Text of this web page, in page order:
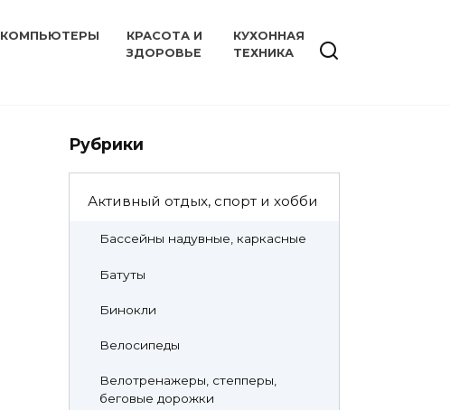
КОМПЬЮТЕРЫ
КРАСОТА И
ЗДОРОВЬЕ
КУХОННАЯ
ТЕХНИКА
Рубрики
Активный отдых, спорт и хобби
Бассейны надувные, каркасные
Батуты
Бинокли
Велосипеды
Велотренажеры, степперы,
беговые дорожки